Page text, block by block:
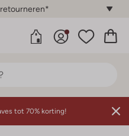
tot 70% korting!